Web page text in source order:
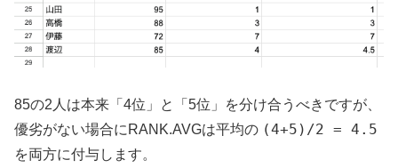
85の2人は本来「4位」と「5位」を分け合うべきですが、
優劣がない場合にRANK.AVGは平均の (4+5)/2 = 4.5
を両方に付与します。